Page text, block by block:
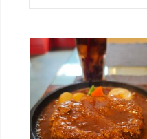
稚内・留萌・音威子府
網走・知床斜里・北見・紋別